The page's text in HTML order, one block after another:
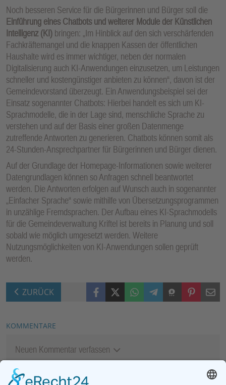
Noch besseren Service für die Bürgerinnen und Bürger soll die
Einführung eines Chatbots und weiterer Module der Künstlichen
Intelligenz (KI) bringen: „Im Hinblick auf den sich verschärfenden
Fachkräftemangel und die knappen Kassen der öffentlichen
Haushalte wird es immer wichtiger, neben der normalen
Digitalisierung auch KI-Anwendungen einzusetzen, um Leistungen
schneller und kostengünstiger anbieten zu können“, davon ist der
Gemeindevorstand überzeugt. Ein Anwendungsbeispiel sei der
Einsatz sogenannter Chatbots: Hierbei handelt es sich um KI-
Sprachmodelle, die in der Lage sind, menschliche Sprache zu
verstehen und auf der Basis einer großen Datenmenge
zutreffende Antworten zu generieren. Chatbots können somit als
24-Stunden-Ansprechpartner für Bürgerinnen und Bürger dienen.
Auf der Grundlage der Homepage-Informationen sowie weiterer
Datengrundlagen können so Anfragen schnell beantwortet
werden. Die Antworten erfolgen auf Wunsch auch in sogenannter
„Einfacher Sprache“ sowie mithilfe von Übersetzungsprogrammen
in unzählige Fremdsprachen. Der Aufbau eines KI-Sprachmodells
für die Gemeindeverwaltung Kriftel ist bereits in Planung und soll
sobald wie möglich umgesetzt werden. Weitere
Nutzungsmöglichkeiten von KI-Anwendungen sollen geprüft
werden.
ZURÜCK FacebookX (Twitter)WhatsAppTelegramThreemaPinterestMail
KOMMENTARE
Neuen Kommentar verfassen